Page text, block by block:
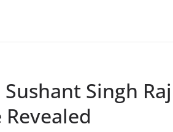
Singh
Revealed